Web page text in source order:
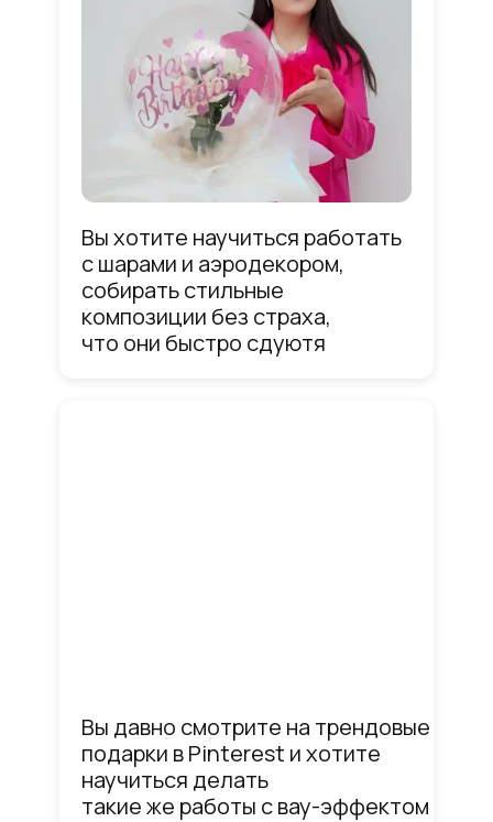
Вы хотите научиться работать
с шарами и аэродекором,
собирать стильные
композиции без страха,
что они быстро сдуютя
Вы давно смотрите на трендовые
подарки в Pinterest и хотите
научиться делать
такие же работы с вау-эффектом